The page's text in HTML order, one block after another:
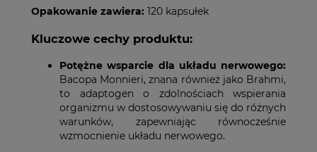
Opakowanie zawiera: 120 kapsułek
Kluczowe cechy produktu:
Potężne wsparcie dla układu nerwowego:
Bacopa Monnieri, znana również jako Brahmi,
to adaptogen o zdolnościach wspierania
organizmu w dostosowywaniu się do różnych
warunków, zapewniając równocześnie
wzmocnienie układu nerwowego.